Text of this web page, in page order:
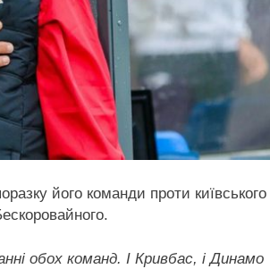
його команди проти київського
обох команд. І Кривбас, і Динамо